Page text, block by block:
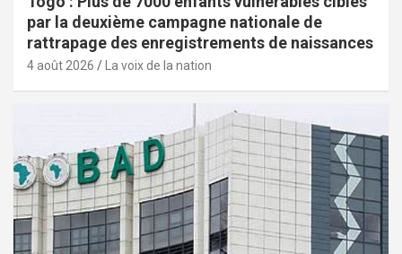
par la deuxième campagne nationale de
rattrapage des enregistrements de naissances
4 août 2026 La voix de la nation